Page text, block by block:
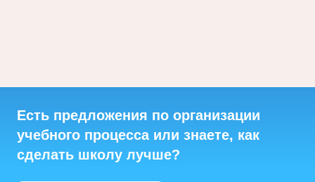
Есть предложения по организации
учебного процесса или знаете, как
сделать школу лучше?